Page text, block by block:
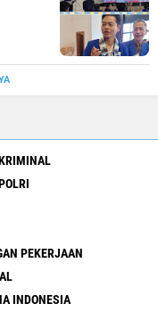
PEKERJAAN
INDONESIA